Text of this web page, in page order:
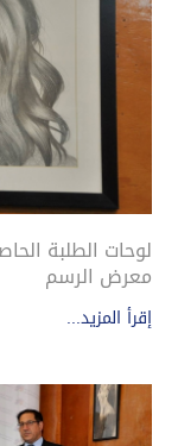
لوحات الطلبة
معرض الرسم
إقرأ المزيد...